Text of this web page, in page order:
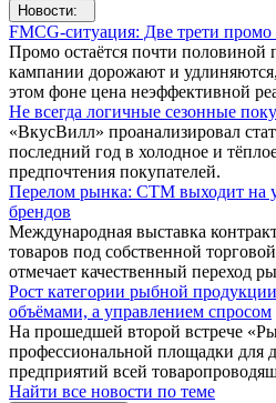
Новости:
FMCG-cитуация: Две трети промо
Промо остаётся почти
кампании дорожают и
этом фоне цена неэффективной
Не всегда логичные сезонные
«ВкусВилл» проанализировал
последний год в холодное и
предпочтения покупателей.
Перелом рынка: СТМ выходит на
брендов
Международная выставка
товаров под собственной
отмечает качественный переход
Рост категории рыбной
объёмами, а управлением спросом
На прошедшей второй встрече
профессиональной площадки для
предприятий всей
Найти все новости по теме